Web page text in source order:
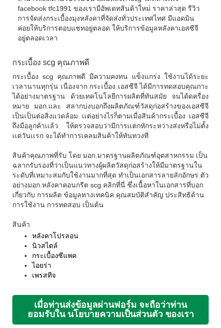
facebook tfc1991 ของเรามีอัพเดทสินค้าใหม่ ราคาล่าสุด รีวิว
การจัดส่งกระเบื้องมุงหลังคาที่จัดส่งทั่วประเทศไทศ มีแอดมิน
ค่อยให้บริการตอบแชทอยู่ตลอด ให้บริการข้อมูลหลังคาเอสซีจี
อยู่ตลอดเวลา
กระเบื้อง scg คุณภาพดี
กระเบื้อง scg คุณภาพดี มีความคงทน แข็งแกร่ง ใช้งานได้ระยะ
เวลานานทุกรุ่น เนื่องจาก กระเบื้อง เอสซีจี ได้มีการทดสอบคุณภาะ
ได้อย่างมาตรฐาน ด้วยเทคโนโลยีการผลิตที่ทันสมัย จนได้ดครื่อง
หมาย มอก.และ สลากบ่งบอกถึงผลิตภัณฑ์วัสดุก่อสร้างของเอสซีจี
เป็นเป็นต่อสิ่งแวดล้อม เเต่อย่างไรก็ตามเมื่อสินค้ากระเบื้อง เอสซีจี
ถึงมือลูกค้าเเล้ว ให้ตรวจสอบว่ามีการเเตกหักระหว่างส่งหรือไม่ตั้ง
เเต่วันเเรก จะได้ทำการเคลมสินค้าให้ทันทวงที
สินค้าคุณภาพที่รับ โดย มอก.มาตรฐานผลิตภัณฑ์อุตสาหกรรม เป็น
ฉลากรับรองที่ว่าเป็นแนวทางผู้ผลิตวัสดุก่อสร้างให้มีมาตรฐานใน
ระดับที่เหมาะสมกับใช้งานมากที่สุด ทำเป็นเอกสารลายลักอักษร ตัว
อย่างมอก.หลังคาคอนกรีต scg คลิกที่นี่ ซึ่งเนื้อหาในเอกสารที่บอก
เกี่ยวกับ การผลิต ข้อมูลทางเทคนิค คุณสมบัติสำคัญ ประสิทธิด้าน
การใช้งาน การทดสอบ เป็นต้น
สินค้า
หลังคาโปรลอน
นิวสไตล์
กระเบื้องซีแพค
ไอยร่า
เพรสทีจ
เมื่อท่านส่งข้อมูลผ่านฟอร์ม จะถือว่าท่าน
ยอมรับใน นโยบายความเป็นส่วนตัว ของเรา